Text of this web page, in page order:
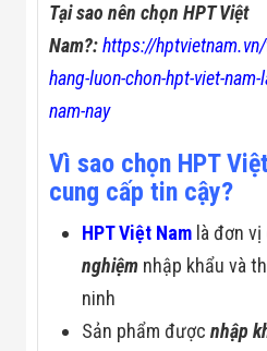
Tại sao nên chọn HPT Việt
Nam?:https://
hang-luon-chon-hpt-viet-
nam-nay
Vì sao chọn HPT
cung cấp tin cậy?
HPT Việt Nam là đơn
nghiệm nhập khẩu và
ninh
Sản phẩm đượcnhập